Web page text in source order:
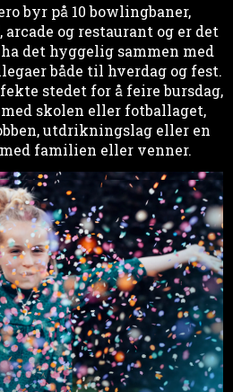
byr på 10 bowlingbaner,
arcade og restaurant og er det
det hyggelig sammen med
både til hverdag og fest.
stedet for å feire bursdag,
skolen eller fotballaget,
utdrikningslag eller en
familien eller venner.